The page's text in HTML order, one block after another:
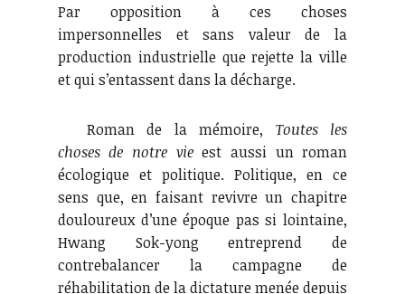
Par opposition à ces choses
impersonnelles et sans valeur de la
production industrielle que rejette la ville
et qui s’entassent dans la décharge.
Roman de la mémoire, Toutes les
choses de notre vieest aussi un roman
écologique et politique. Politique, en ce
sens que, en faisant revivre un chapitre
douloureux d’une époque pas si lointaine,
Hwang Sok-yong entreprend de
contrebalancer la campagne de
réhabilitation de la dictature menée depuis